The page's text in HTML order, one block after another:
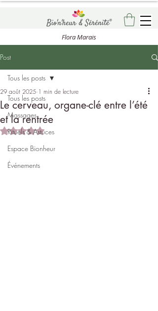
Flora Marais
Post
Tous les posts
Massages
Rituels & Astuces
Espace Bionheur
Événements
Tous les posts
Le cerveau, organe-clé entre l’été
et la rentrée
29 août 2025 1 min de lecture
Noté NaN étoiles sur 5.